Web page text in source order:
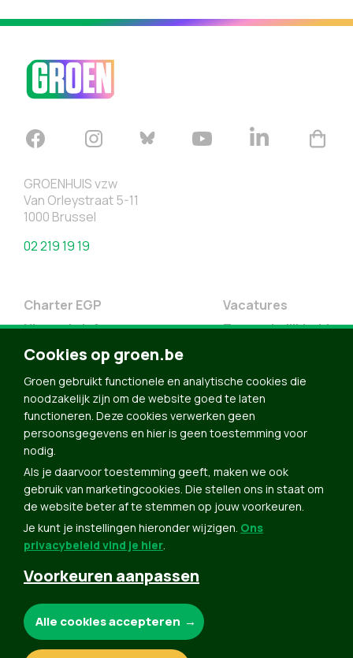
GROENHUIS vzw
Van Orleystraat 5-11
1000 Brussel
02 219 19 19
Charter EGP
Nieuwsbrief
Doe Mee
Contact
Groen in je buurt
Meldpunt
Vacatures
Toegankelijkheid
Word lid
Agenda
Bekijk kalender
Verleng je lidmaatschap
Programma oktober 2024
Programma juni 2024
Downloads
Webshop
Cookies op groen.be
Groen gebruikt functionele en analytische cookies die
noodzakelijk zijn om de website goed te laten
functioneren. Deze cookies verwerken geen
persoonsgegevens en hier is geen toestemming voor
nodig.
Als je daarvoor toestemming geeft, maken we ook
gebruik van marketingcookies. Die stellen ons in staat om
de website beter af te stemmen op jouw voorkeuren.
Je kunt je instellingen hieronder wijzigen. Ons
privacybeleid vind je hier.
Voorkeuren aanpassen
Alle cookies accepteren